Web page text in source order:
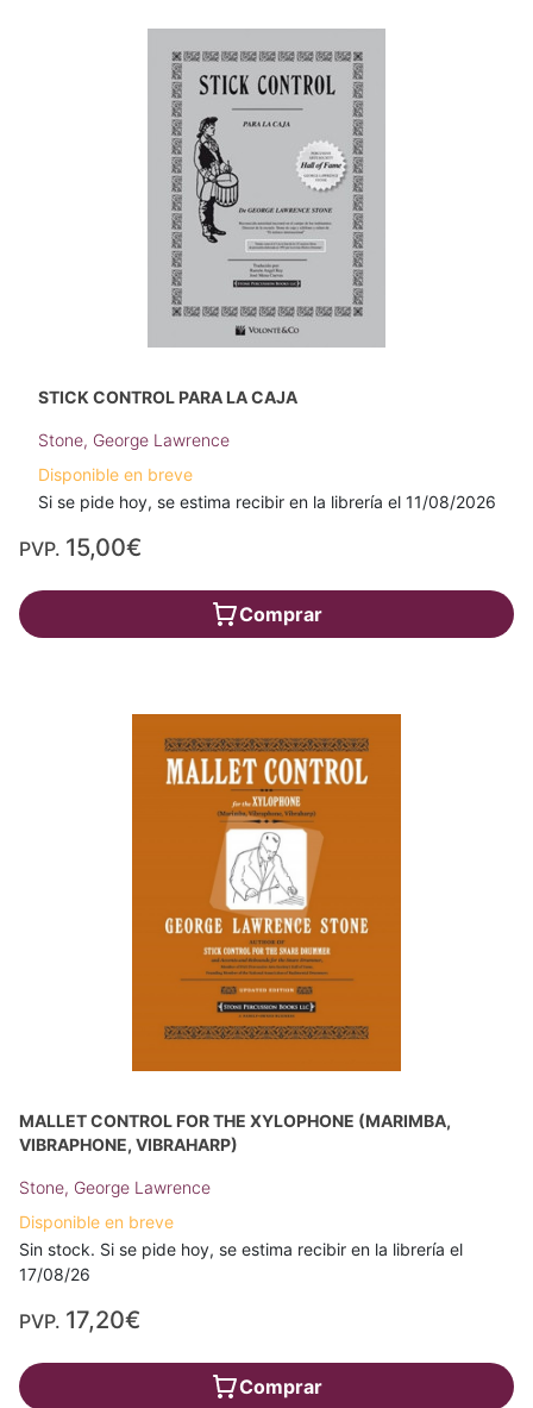
STICK CONTROL PARA LA CAJA
Stone, George Lawrence
Disponible en breve
Si se pide hoy, se estima recibir en la librería el 11/08/2026
PVP. 15,00€
Comprar
MALLET CONTROL FOR THE XYLOPHONE (MARIMBA,
VIBRAPHONE, VIBRAHARP)
Stone, George Lawrence
Disponible en breve
Sin stock. Si se pide hoy, se estima recibir en la librería el
17/08/26
PVP. 17,20€
Comprar